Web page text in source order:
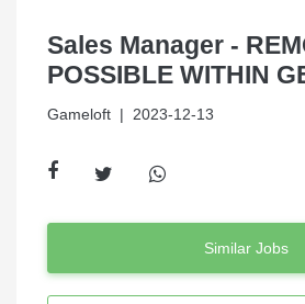
Sales Manager -
POSSIBLE WITHIN
Gameloft | 2023-12-13
Similar Jobs